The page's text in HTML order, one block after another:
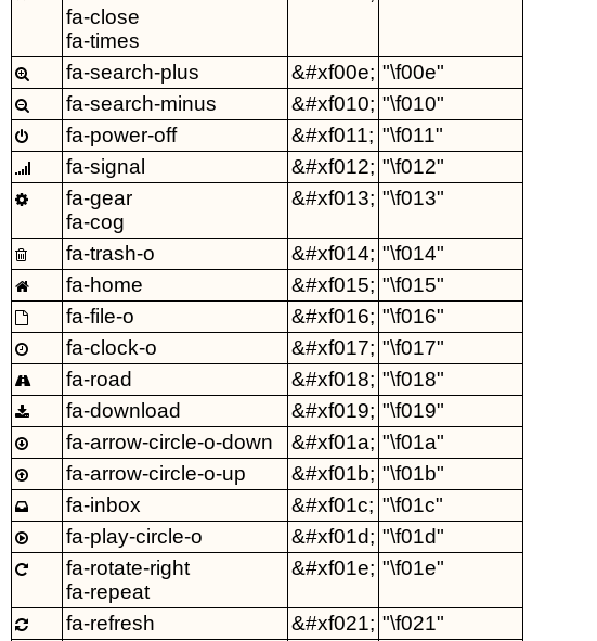
fa-close
fa-times
 fa-search-plus &#xf00e; "\f00e"
 fa-search-minus &#xf010; "\f010"
 fa-power-off &#xf011; "\f011"
 fa-signal &#xf012; "\f012"

fa-gear
fa-cog
&#xf013; "\f013"
 fa-trash-o &#xf014; "\f014"
 fa-home &#xf015; "\f015"
 fa-file-o &#xf016; "\f016"
 fa-clock-o &#xf017; "\f017"
 fa-road &#xf018; "\f018"
 fa-download &#xf019; "\f019"
 fa-arrow-circle-o-down &#xf01a; "\f01a"
 fa-arrow-circle-o-up &#xf01b; "\f01b"
 fa-inbox &#xf01c; "\f01c"
 fa-play-circle-o &#xf01d; "\f01d"

fa-rotate-right
fa-repeat
&#xf01e; "\f01e"
 fa-refresh &#xf021; "\f021"